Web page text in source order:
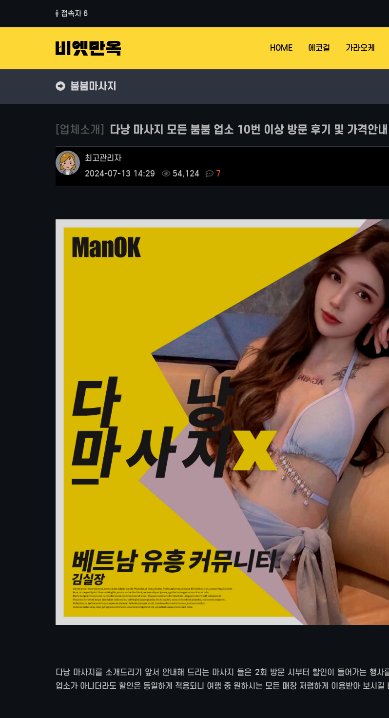
접속자 6
HOME 에코걸 가라오케
붐붐마사지
[업체소개] 다낭 마사지 모든 붐붐 업소 10번 이상 방문 후기 및 가격안내
최고관리자
2024-07-13 14:29
54,124 7
다낭 마사지를 소개드리기 앞서 안내해 드리는 마사지 들은 2회 방문 시부터 할인이 들어가는 행사
업소가 아니더라도 할인은 동일하게 적용되니 여행 중 원하시는 모든 매장 저렴하게 이용받아 보시길